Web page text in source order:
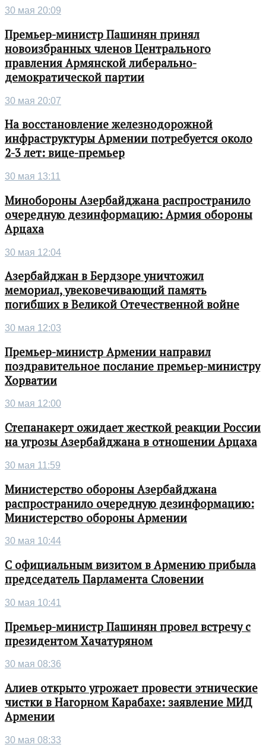
30 мая 20:09
Премьер-министр Пашинян принял
новоизбранных членов Центрального
правления Армянской либерально-
демократической партии
30 мая 20:07
На восстановление железнодорожной
инфраструктуры Армении потребуется около
2-3 лет: вице-премьер
30 мая 13:11
Минобороны Азербайджана распространило
очередную дезинформацию: Армия обороны
Арцаха
30 мая 12:04
Азербайджан в Бердзоре уничтожил
мемориал, увековечивающий память
погибших в Великой Отечественной войне
30 мая 12:03
Премьер-министр Армении направил
поздравительное послание премьер-министру
Хорватии
30 мая 12:00
Степанакерт ожидает жесткой реакции России
на угрозы Азербайджана в отношении Арцаха
30 мая 11:59
Министерство обороны Азербайджана
распространило очередную дезинформацию:
Министерство обороны Армении
30 мая 10:44
С официальным визитом в Армению прибыла
председатель Парламента Словении
30 мая 10:41
Премьер-министр Пашинян провел встречу с
президентом Хачатуряном
30 мая 08:36
Алиев открыто угрожает провести этнические
чистки в Нагорном Карабахе: заявление МИД
Армении
30 мая 08:33